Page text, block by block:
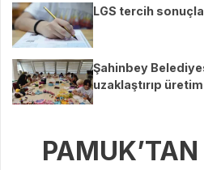
LGS tercih
Şahinbey
uzaklaştırıp